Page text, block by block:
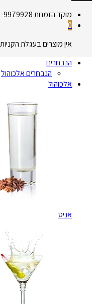
מוקד הזמנות9979928
0
אין מוצרים בעגלת
הנבחרים
הנבחרים אלכוהול
אלכוהול
אניס